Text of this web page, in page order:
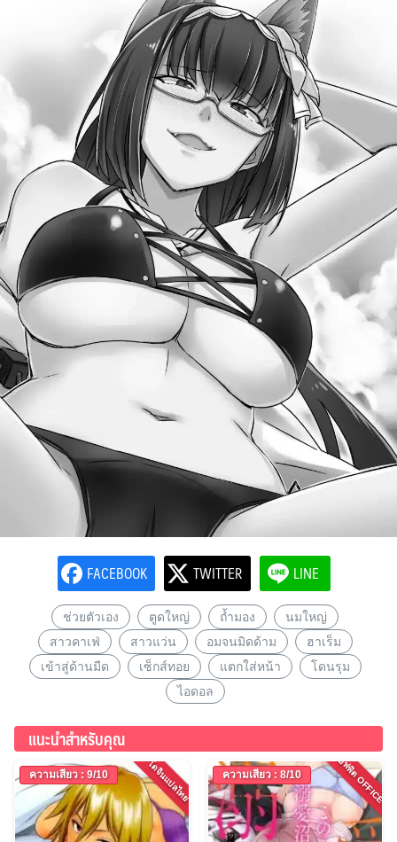
FACEBOOK TWITTER LINE
ช่วยตัวเอง ตูดใหญ่ ถ้ำมอง
นมใหญ่
สาวคาเฟ่
สาวแว่น อมจนมิดด้าม
ฮาเร็ม
เข้าสู่ด้านมืด
เซ็กส์ทอย แตกใส่หน้า
โดนรุม
ไอดอล
แนะนำสำหรับคุณ
โดจินแปลไทย
ความเสียว : 9/10 สาวออฟฟิต
ความเสียว : 8/10